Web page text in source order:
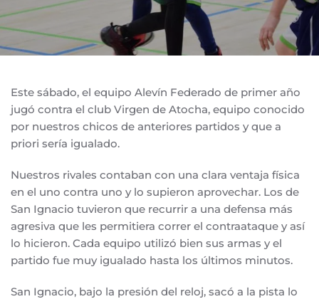
Este sábado, el equipo Alevín Federado de primer año
jugó contra el club Virgen de Atocha, equipo conocido
por nuestros chicos de anteriores partidos y que a
priori sería igualado.
Nuestros rivales contaban con una clara ventaja física
en el uno contra uno y lo supieron aprovechar. Los de
San Ignacio tuvieron que recurrir a una defensa más
agresiva que les permitiera correr el contraataque y así
lo hicieron. Cada equipo utilizó bien sus armas y el
partido fue muy igualado hasta los últimos minutos.
San Ignacio, bajo la presión del reloj, sacó a la pista lo